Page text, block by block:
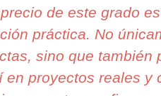
de este grado
práctica. No
sino que también
en proyectos reales y